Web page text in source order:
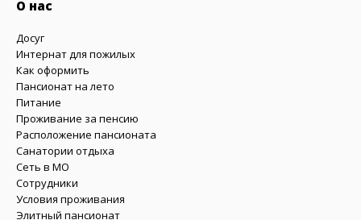
О нас
Досуг
Интернат для пожилых
Как оформить
Пансионат на лето
Питание
Проживание за пенсию
Расположение пансионата
Санатории отдыха
Сеть в МО
Сотрудники
Условия проживания
Элитный пансионат